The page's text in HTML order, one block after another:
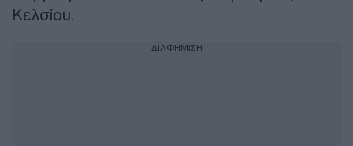
Κελσίου.
ΔΙΑΦΗΜΙΣΗ